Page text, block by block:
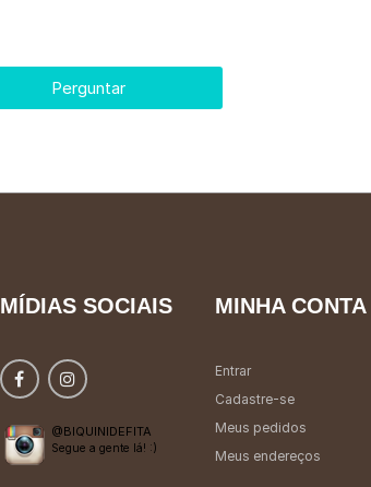
Perguntar
MÍDIAS SOCIAIS
@BIQUINIDEFITA
Segue a gente lá! :)
MINHA CONTA
Entrar
Cadastre-se
Meus pedidos
Meus endereços